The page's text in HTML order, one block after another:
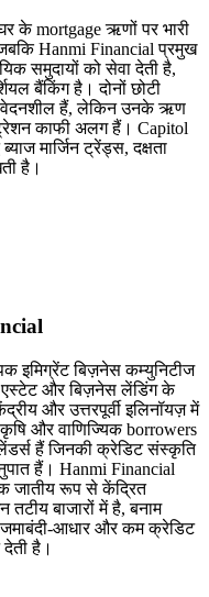
के mortgage ऋणों पर भारी
Hanmi Financial प्रमुख
समुदायों को सेवा देती है,
बैंकिंग है। दोनों छोटी
संवेदनशील हैं, लेकिन उनके ऋण
काफी अलग हैं। Capitol
मार्जिन ट्रेंड्स, दक्षता
है।
एस्टेट और बिज़नेस लेंडिंग के
और उत्तरपूर्वी इलिनॉयज़ में
और वाणिज्यिक borrowers
हैं जिनकी क्रेडिट संस्कृति
हैं। Hanmi Financial
जातीय रूप से केंद्रित
बाजारों में है, बनाम
जमाबंदी-आधार और कम क्रेडिट
है।